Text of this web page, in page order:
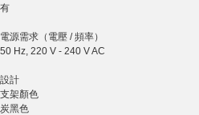
有
電源需求（電壓 / 頻率）
50 Hz, 220 V - 240 V AC
設計
支架顏色
炭黑色